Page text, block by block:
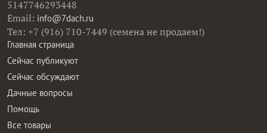
5147746293448
Email: info@7dach.ru
Тел: +7 (916) 710-7449 (семена не продаем!)
Главная страница
Сейчас публикуют
Сейчас обсуждают
Дачные вопросы
Помощь
Все товары